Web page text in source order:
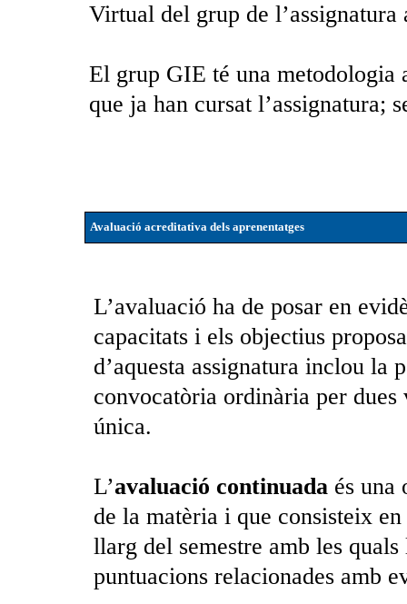
Virtual del grup de l’assignatura
El grup GIE té una metodologia
que ja han cursat l’assignatura;
Avaluació acreditativa dels aprenentatges
L’avaluació ha de posar en
capacitats i els objectius
d’aquesta assignatura inclou la
convocatòria ordinària per
única.
L’avaluació continuadaés una
de la matèria i que consisteix
llarg del semestre amb les
puntuacions relacionades amb